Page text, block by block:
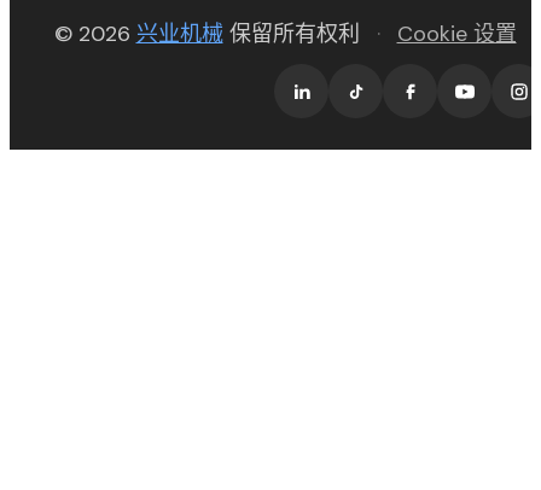
© 2026 兴业机械(opens in new tab)
保留所有权利 · Cookie 设置